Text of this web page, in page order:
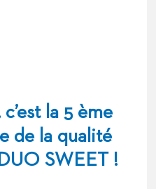
la 5 ème
de la qualité
SWEET !